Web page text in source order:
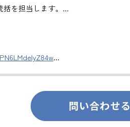
を担当します。
士の価値を最大限に発揮できます。
問い合わせる